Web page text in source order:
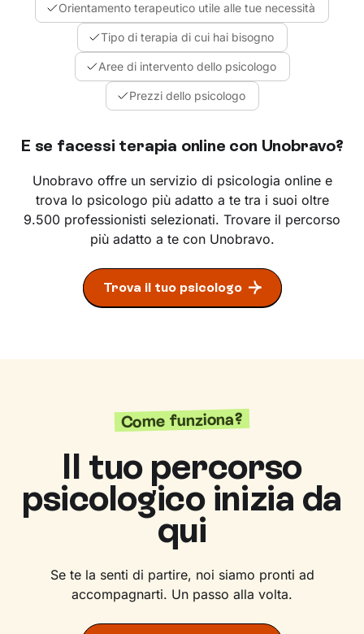
Orientamento terapeutico utile alle tue necessità
Tipo di terapia di cui hai bisogno
Aree di intervento dello psicologo
Prezzi dello psicologo
E se facessi terapia online con Unobravo?
Unobravo offre un servizio di psicologia online e
trova lo psicologo più adatto a te tra i suoi oltre
9.500 professionisti selezionati. Trovare il percorso
più adatto a te con Unobravo.
Trova il tuo psicologo
Come funziona?
Il tuo percorso
psicologico inizia da
qui
Se te la senti di partire, noi siamo pronti ad
accompagnarti. Un passo alla volta.